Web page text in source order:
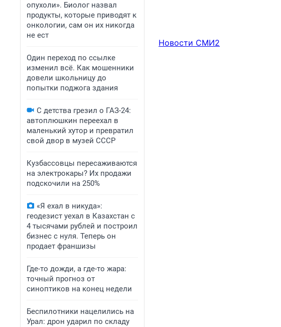
опухоли». Биолог назвал
продукты, которые приводят к
онкологии, сам он их никогда
не ест
Один переход по ссылке
изменил всё. Как мошенники
довели школьницу до
попытки поджога здания
С детства грезил о ГАЗ-24:
автоплюшкин переехал в
маленький хутор и превратил
свой двор в музей СССР
Кузбассовцы пересаживаются
на электрокары? Их продажи
подскочили на 250%
«Я ехал в никуда»:
геодезист уехал в Казахстан с
4 тысячами рублей и построил
бизнес с нуля. Теперь он
продает франшизы
Где-то дожди, а где-то жара:
точный прогноз от
синоптиков на конец недели
Беспилотники нацелились на
Урал: дрон ударил по складу
Новости СМИ2